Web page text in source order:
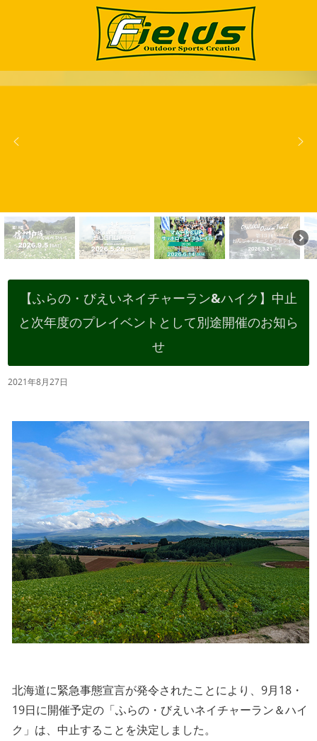
【ふらの・びえいネイチャーラン&ハイク】中止
と次年度のプレイベントとして別途開催のお知ら
せ
2021年8月27日
北海道に緊急事態宣言が発令されたことにより、9月18・
19日に開催予定の「ふらの・びえいネイチャーラン＆ハイ
ク」は、中止することを決定しました。